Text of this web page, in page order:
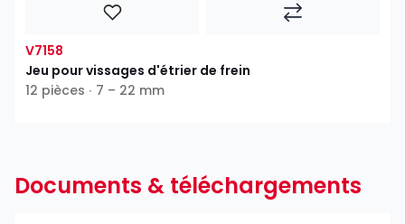
V7158
Jeu pour vissages d'étrier de frein
12 pièces ∙ 7 – 22 mm
Documents & téléchargements